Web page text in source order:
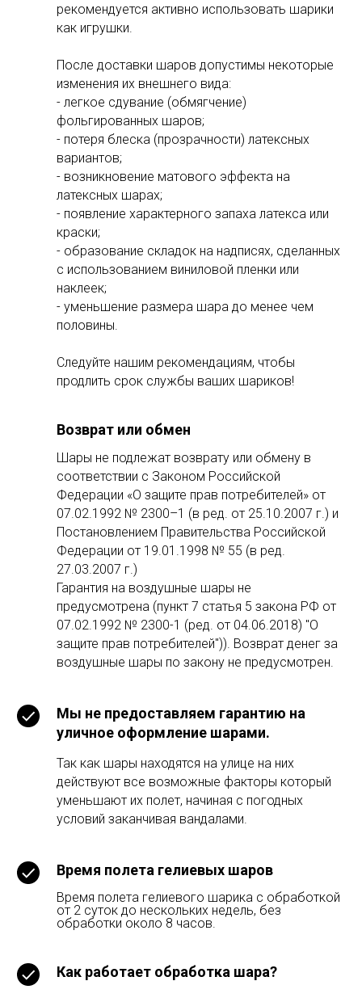
рекомендуется активно использовать шарики
как игрушки.
После доставки шаров допустимы некоторые
изменения их внешнего вида:
- легкое сдувание (обмягчение)
фольгированных шаров;
- потеря блеска (прозрачности) латексных
вариантов;
- возникновение матового эффекта на
латексных шарах;
- появление характерного запаха латекса или
краски;
- образование складок на надписях, сделанных
с использованием виниловой пленки или
наклеек;
- уменьшение размера шара до менее чем
половины.
Следуйте нашим рекомендациям, чтобы
продлить срок службы ваших шариков!
Возврат или обмен
Шары не подлежат возврату или обмену в
соответствии с Законом Российской
Федерации «О защите прав потребителей» от
07.02.1992 № 2300–1 (в ред. от 25.10.2007 г.) и
Постановлением Правительства Российской
Федерации от 19.01.1998 № 55 (в ред.
27.03.2007 г.)
Гарантия на воздушные шары не
предусмотрена (пункт 7 статья 5 закона РФ от
07.02.1992 № 2300-1 (ред. от 04.06.2018) "О
защите прав потребителей")). Возврат денег за
воздушные шары по закону не предусмотрен.
Мы не предоставляем гарантию на
уличное оформление шарами.
Так как шары находятся на улице на них
действуют все возможные факторы который
уменьшают их полет, начиная с погодных
условий заканчивая вандалами.
Время полета гелиевых шаров
Время полета гелиевого шарика с обработкой
от 2 суток до нескольких недель, без
обработки около 8 часов.
Как работает обработка шара?